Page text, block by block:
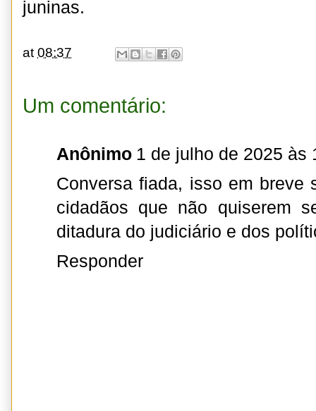
juninas.
at08:37
Um comentário:
Anônimo 1 de julho de 2025 às
Conversa fiada, isso em breve
cidadãos que não quiserem
ditadura do judiciário e dos
Responder